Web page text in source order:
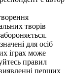
творів
для осіб
іграх може
правил
перших